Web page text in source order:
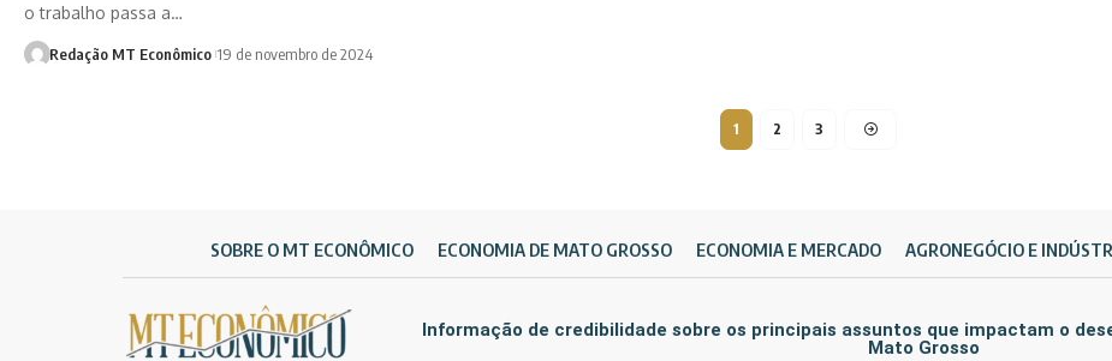
o trabalho passa a…
Redação MT Econômico 19 de novembro de 2024
1 2 3
SOBRE O MT ECONÔMICO ECONOMIA DE MATO GROSSO ECONOMIA E MERCADO AGRONEGÓCIO E
Informação de credibilidade sobre os principais assuntos que impactam o
Mato Grosso